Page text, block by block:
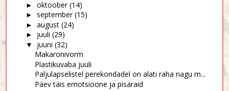
► oktoober (14)
► september (15)
► august (24)
► juuli (29)
▼ juuni (32)
Makaronivorm
Plastikuvaba juuli
Paljulapselistel perekondadel on alati raha nagu m...
Päev täis emotsioone ja pisaraid